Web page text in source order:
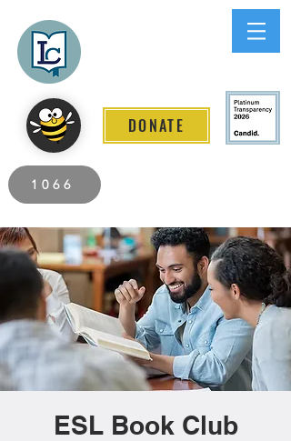
DONATE
1066
ESL Book Club